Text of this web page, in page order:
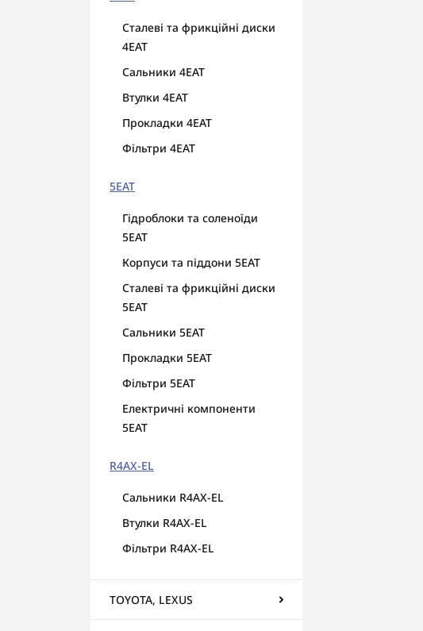
Сталеві та фрикційні диски
4EAT
Сальники 4EAT
Втулки 4EAT
Прокладки 4EAT
Фільтри 4EAT
5EAT
Гідроблоки та соленоїди
5EAT
Корпуси та піддони 5EAT
Сталеві та фрикційні диски
5EAT
Сальники 5EAT
Прокладки 5EAT
Фільтри 5EAT
Електричні компоненти
5EAT
R4AX-EL
Сальники R4AX-EL
Втулки R4AX-EL
Фільтри R4AX-EL
TOYOTA, LEXUS